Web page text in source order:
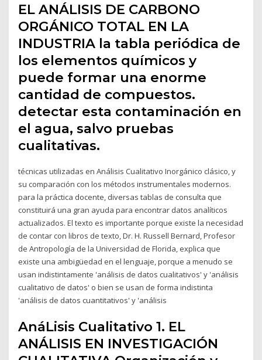
EL ANÁLISIS DE CARBONO
ORGÁNICO TOTAL EN LA
INDUSTRIA la tabla periódica de
los elementos químicos y
puede formar una enorme
cantidad de compuestos.
detectar esta contaminación en
el agua, salvo pruebas
cualitativas.
técnicas utilizadas en Análisis Cualitativo Inorgánico clásico, y
su comparación con los métodos instrumentales modernos.
para la práctica docente, diversas tablas de consulta que
constituirá una gran ayuda para encontrar datos analíticos
actualizados. El texto es importante porque existe la necesidad
de contar con libros de texto, Dr. H. Russell Bernard, Profesor
de Antropología de la Universidad de Florida, explica que
existe una ambigüedad en el lenguaje, porque a menudo se
usan indistintamente 'análisis de datos cualitativos' y 'análisis
cualitativo de datos' o bien se usan de forma indistinta
'análisis de datos cuantitativos' y 'análisis
AnáLisis Cualitativo 1. EL
ANÁLISIS EN INVESTIGACIÓN